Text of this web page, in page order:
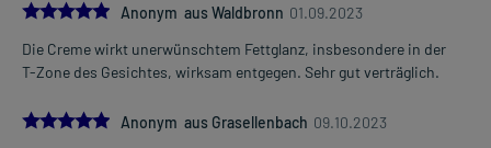
5.0Anonym aus Waldbronn 01.09.2023
Die Creme wirkt unerwünschtem Fettglanz, insbesondere in der
T-Zone des Gesichtes, wirksam entgegen. Sehr gut verträglich.
5.0Anonym aus Grasellenbach 09.10.2023